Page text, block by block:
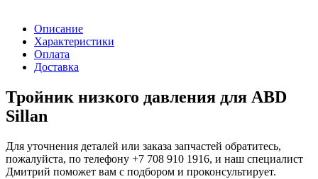
Описание
Характеристики
Оплата
Доставка
Тройник низкого давления для ABD
Sillan
Для уточнения деталей или заказа запчастей обратитесь,
пожалуйста, по телефону +7 708 910 1916, и наш специалист
Дмитрий поможет вам с подбором и проконсультирует.